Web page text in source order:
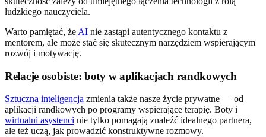
ludzkiego nauczyciela.
Warto pamiętać, że AI nie zastąpi autentycznego kontaktu z
mentorem, ale może stać się skutecznym narzędziem wspierającym
rozwój i motywację.
Relacje osobiste: boty w aplikacjach randkowych
Sztuczna inteligencja zmienia także nasze życie prywatne — od
aplikacji randkowych po programy wspierające terapię. Boty i
wirtualni asystenci nie tylko pomagają znaleźć idealnego partnera,
ale też uczą, jak prowadzić konstruktywne rozmowy.